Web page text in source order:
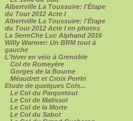
Albertville La Toussuire: l'Étape
du Tour 2012 Acte I
Albertville La Toussuire: l'Étape
du Tour 2012 Acte I en photos
La SerreChe Luc Alphand 2016
Willy Warmer: Un BRM tout à
gauche
L'hiver en vélo à Grenoble
Col de Romeyère
Gorges de la Bourne
Méaudret et Croix Perrin
Etude de quelques Cols...
Le Col du Parquetout
Le Col de Malissol
Le Col de la Morte
Le Col du Sabot